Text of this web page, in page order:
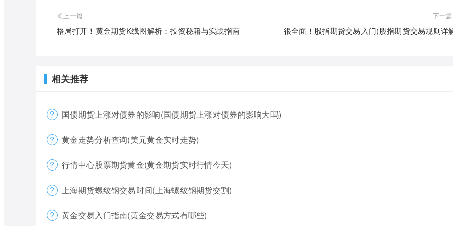
上一篇
格局打开！黄金期货K线图解析：投资秘籍与实战指南
下一篇
很全面！股指期货交易入门(股指期货交易规则详
相关推荐
国债期货上涨对债券的影响(国债期货上涨对债券的影响大吗)
黄金走势分析查询(美元黄金实时走势)
行情中心股票期货黄金(黄金期货实时行情今天)
上海期货螺纹钢交易时间(上海螺纹钢期货交割)
黄金交易入门指南(黄金交易方式有哪些)